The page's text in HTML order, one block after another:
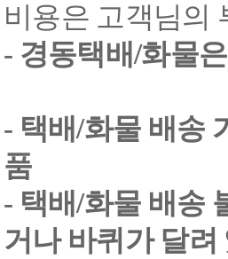
비용은 고객님의
- 경동택배/화물
- 택배/화물 배송
품
- 택배/화물 배송
거나 바퀴가 달려